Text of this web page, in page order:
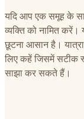
यदि आप एक समूह के
व्यक्ति को नामित
छूटना आसान है।
लिए कहें जिसमें सटीक
साझा कर सकते हैं।